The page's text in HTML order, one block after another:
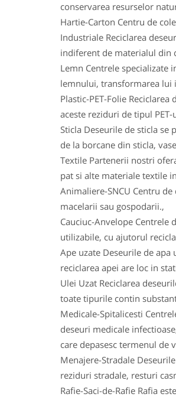
conservarea resurselor
Hartie-Carton Centru de
Industriale Reciclarea
indiferent de materialul din
Lemn Centrele specializate
lemnului, transformarea lui
Plastic-PET-Folie
aceste reziduri de tipul
Sticla Deseurile de sticla
de la borcane din sticla,
Textile Partenerii nostri
pat si alte materiale textile
Animaliere-SNCU Centru
macelarii sau gospodarii.,
Cauciuc-Anvelope
utilizabile, cu ajutorul
Ape uzate Deseurile de
reciclarea apei are loc in
Ulei Uzat Reciclarea
toate tipurile contin
Medicale-Spitalicesti
deseuri medicale
care depasesc termenul de
Menajere-Stradale
reziduri stradale, resturi
Rafie-Saci-de-Rafie Rafia